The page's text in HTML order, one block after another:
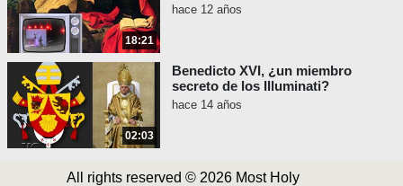
18:21
hace 12 años
02:03
Benedicto XVI, ¿un miembro
secreto de los Illuminati?
hace 14 años
All rights reserved © 2026 Most Holy